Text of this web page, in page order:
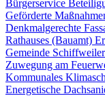
Bürgerservice
Geförderte
Denkmalgerechte
Rathauses (Bauamt)
Gemeinde Schiffweiler
Zuwegung am
Kommunales
Energetische